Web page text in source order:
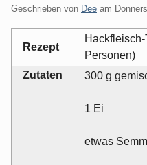
Geschrieben von Dee am
Rezept
Personen)
Zutaten
300 g
1 Ei
etwas